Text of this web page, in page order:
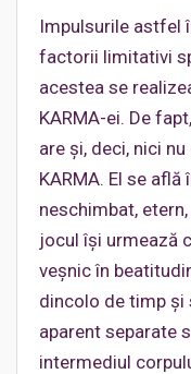
Impulsurile astfel
factorii limitativi
acestea se
KARMA-ei. De
are şi, deci, nici
KARMA. El se
neschimbat,
jocul îşi urmează
veşnic în
dincolo de timp
aparent separate
intermediul